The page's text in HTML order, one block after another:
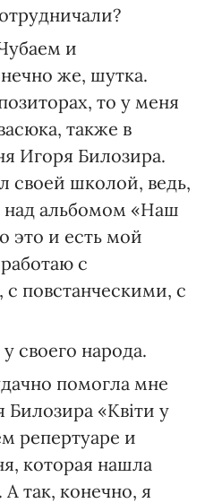
и
же, шутка.
то у меня
также в
Игоря Билозира.
своей школой, ведь,
над альбомом «Наш
это и есть мой
с
повстанческими, с
своего народа.
помогла мне
«Квіти у
репертуаре и
которая нашла
так, конечно, я